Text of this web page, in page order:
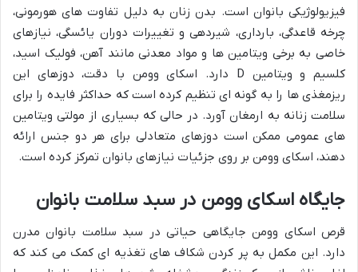
فیزیولوژیکی بانوان است. بدن زنان به دلیل تفاوت های هورمونی،
چرخه قاعدگی، بارداری، شیردهی و تغییرات دوران یائسگی، نیازهای
خاصی به برخی ویتامین ها و مواد معدنی مانند آهن، فولیک اسید،
کلسیم و ویتامین D دارد. اسکای وومن با دقت، دوزهای این
ریزمغذی ها را به گونه ای تنظیم کرده است که حداکثر فایده را برای
سلامت زنانه به ارمغان آورد. در حالی که بسیاری از مولتی ویتامین
های عمومی ممکن است دوزهای متعادلی برای هر دو جنس ارائه
دهند، اسکای وومن بر روی جزئیات نیازهای بانوان تمرکز کرده است.
جایگاه اسکای وومن در سبد سلامت بانوان
قرص اسکای وومن جایگاهی حیاتی در سبد سلامت بانوان مدرن
دارد. این مکمل به پر کردن شکاف های تغذیه ای کمک می کند که